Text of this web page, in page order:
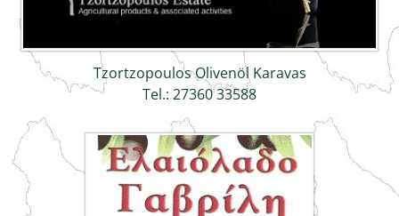
Tzortzopoulos Olivenöl Karavas
Tel.: 27360 33588